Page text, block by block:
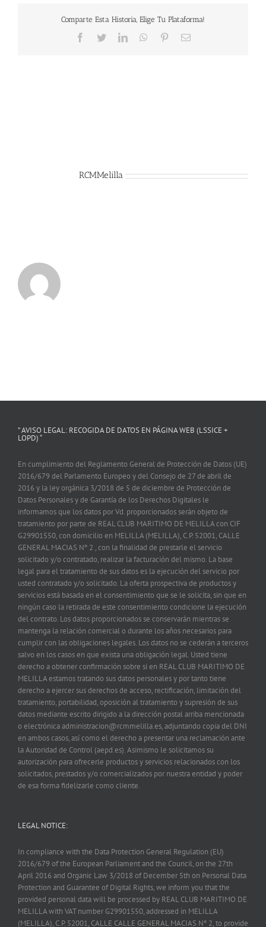
Comparte Esta Historia, Elige Tu Plataforma!
Facebook
TwitterLinkedInWhatsApp
PinterestCorreo
RCMMelilla
” AVISO LEGAL: RECOGIDA DE DATOS EN PÁGINA WEB (LSSICE +
LOPD) “
En cumplimiento del Reglamento General de Protección de Datos (UE)
2016/679 del Parlamento Europeo y del Consejo de 27 de abril de
2016 y la ley orgánica 3/2018 de 5 de diciembre de Protección de
Datos Personales y de Garantía de los Derechos Digitales le
informamos que los datos por Vd. proporcionados serán objeto de
tratamiento por parte de REAL CLUB MARITIMO DE MELILLA con CIF
G29901550, con domicilio en MELILLA (MELILLA), C.P. 52001, CALLE
GENERAL MACIAS Nº 2 , con la finalidad de prestarle el servicio
solicitado y/o contratado, realizar la facturación del mismo. La base
legal para el tratamiento de sus datos es la ejecución del servicio por
usted contratado y/o solicitado. La oferta prospectiva de productos y
servicios está basada en el consentimiento que se le solicita, sin que en
ningún caso la retirada de este consentimiento condicione la ejecución
del contrato. Los datos proporcionados se conservarán mientras se
mantenga la relación comercial o durante los años necesarios para
cumplir con las obligaciones legales. Los datos no se cederán a terceros
salvo en los casos en que exista una obligación legal. Usted tiene
derecho a obtener confirmación sobre si en REAL CLUB MARITIMO DE
MELILLA estamos tratando sus datos personales y por tanto tiene
derecho a ejercer sus derechos de acceso, rectificación, limitación del
tratamiento, portabilidad, oposición al tratamiento y supresión de sus
datos mediante escrito dirigido a la dirección postal arriba mencionada
o electrónica administracion@rcmmelilla.es, adjuntando copia del DNI
en ambos casos, así como el derecho a presentar una reclamación ante
la Autoridad de Control (aepd.es). Asimismo le solicitamos su
autorización para ofrecerle productos y servicios relacionados con los
solicitados, prestados y/o comercializados por nuestra entidad y poder
de esa forma fidelizarle como cliente.
LEGAL NOTICE:
In compliance with the Data Protection General Regulation (EU)
2016/679 of the European Parliament and the Council, on the 27th
April 2016 and Organic Law 3/2018 of December 5th on Personal Data
Protection and Guarantee of Digital Rights, we inform you that the
provided personal data will be processed by REAL CLUB MARITIMO DE
MELILLA with VAT number G29901550, addressed in MELILLA
(MELILLA), C.P. 52001, CALLE CALLE GENERAL MACIAS Nº 2, to provide